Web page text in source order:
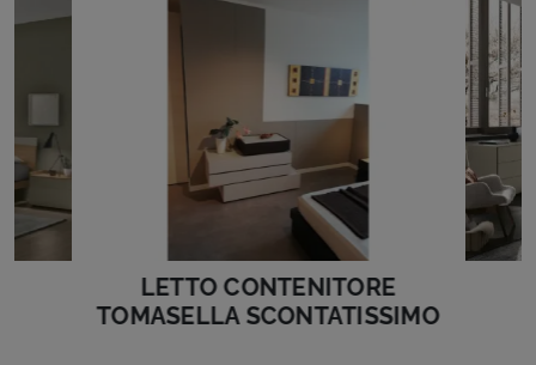
LETTO CONTENITORE
TOMASELLA SCONTATISSIMO